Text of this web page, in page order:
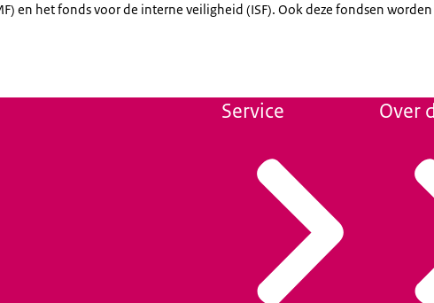
en het fonds voor de interne veiligheid (ISF). Ook deze fondsen
Service Over